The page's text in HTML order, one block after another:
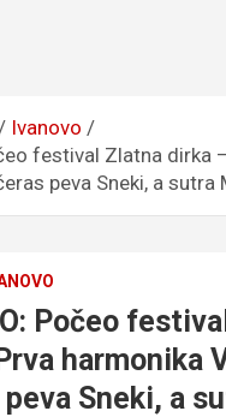
Ivanovo
festival Zlatna dirka
peva Sneki, a sutra
Počeo
harmonika
Sneki, a